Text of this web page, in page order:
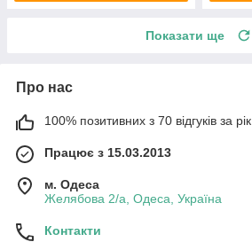
Показати ще
Про нас
100% позитивних з 70 відгуків за рік
Працює з 15.03.2013
м. Одеса
Желябова 2/а, Одеса, Україна
Контакти